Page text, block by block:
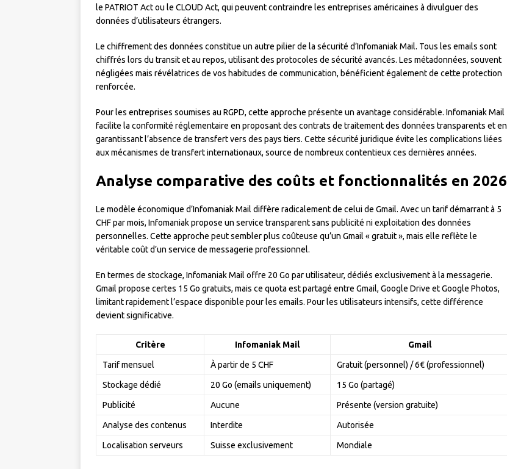
le PATRIOT Act ou le CLOUD Act, qui peuvent contraindre les entreprises américaines à divulguer des
données d’utilisateurs étrangers.
Le chiffrement des données constitue un autre pilier de la sécurité d’Infomaniak Mail. Tous les emails sont
chiffrés lors du transit et au repos, utilisant des protocoles de sécurité avancés. Les métadonnées, souvent
négligées mais révélatrices de vos habitudes de communication, bénéficient également de cette protection
renforcée.
Pour les entreprises soumises au RGPD, cette approche présente un avantage considérable. Infomaniak Mail
facilite la conformité réglementaire en proposant des contrats de traitement des données transparents et en
garantissant l’absence de transfert vers des pays tiers. Cette sécurité juridique évite les complications liées
aux mécanismes de transfert internationaux, source de nombreux contentieux ces dernières années.
Analyse comparative des coûts et fonctionnalités en 2026
Le modèle économique d’Infomaniak Mail diffère radicalement de celui de Gmail. Avec un tarif démarrant à 5
CHF par mois, Infomaniak propose un service transparent sans publicité ni exploitation des données
personnelles. Cette approche peut sembler plus coûteuse qu’un Gmail « gratuit », mais elle reflète le
véritable coût d’un service de messagerie professionnel.
En termes de stockage, Infomaniak Mail offre 20 Go par utilisateur, dédiés exclusivement à la messagerie.
Gmail propose certes 15 Go gratuits, mais ce quota est partagé entre Gmail, Google Drive et Google Photos,
limitant rapidement l’espace disponible pour les emails. Pour les utilisateurs intensifs, cette différence
devient significative.
Critère Infomaniak Mail Gmail
Tarif mensuel À partir de 5 CHF Gratuit (personnel) / 6€ (professionnel)
Stockage dédié 20 Go (emails uniquement) 15 Go (partagé)
Publicité Aucune Présente (version gratuite)
Analyse des contenus Interdite Autorisée
Localisation serveurs Suisse exclusivement Mondiale